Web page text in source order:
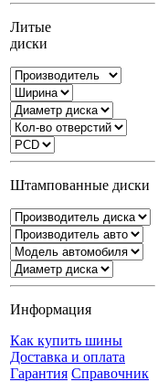
Литые
диски
Штампованные диски
Информация
Как купить шины
Доставка и оплата
Гарантия Справочник